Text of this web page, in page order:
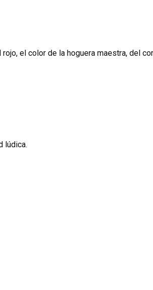
el color de la hoguera maestra, del
lúdica.